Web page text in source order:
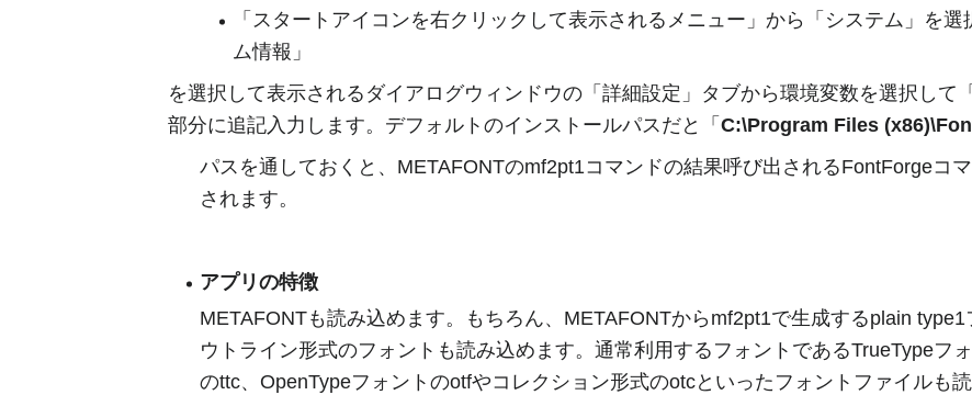
「スタートアイコンを右クリックして表示されるメニュー」から「システム」を
ム情報」
を選択して表示されるダイアログウィンドウの「詳細設定」タブから環境変数を選択して
部分に追記入力します。デフォルトのインストールパスだと「C:\Program Files (x86)
パスを通しておくと、METAFONTのmf2pt1コマンドの結果呼び出されるFontForgeコ
されます。
アプリの特徴
METAFONTも読み込めます。もちろん、METAFONTからmf2pt1で生成するplain
ウトライン形式のフォントも読み込めます。通常利用するフォントであるTrueTypeフ
のttc、OpenTypeフォントのotfやコレクション形式のotcといったフォントファイルも